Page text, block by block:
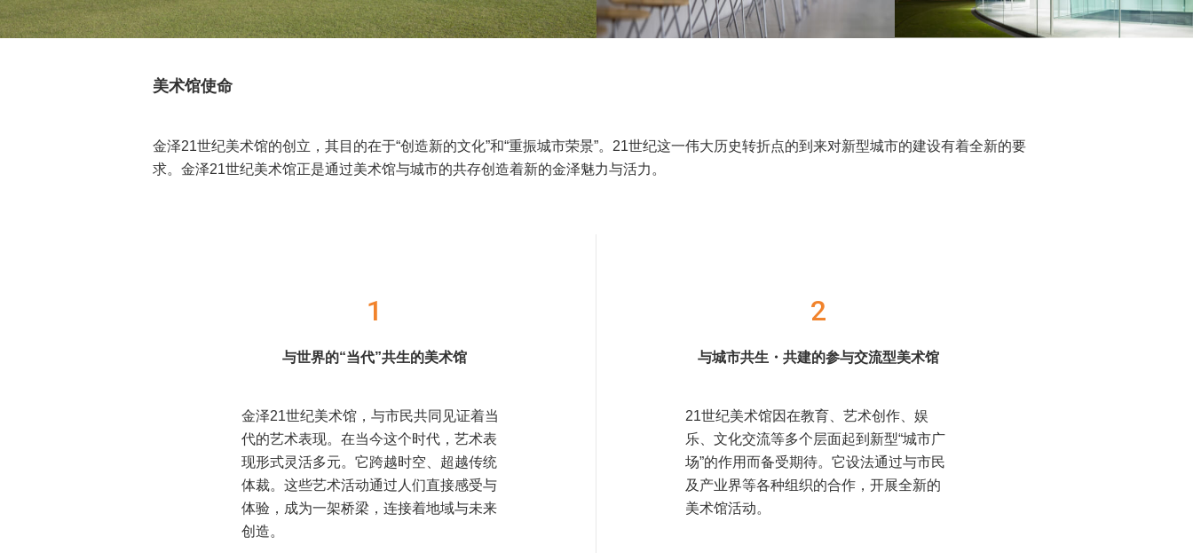
美术馆使命
金泽21世纪美术馆的创立，其目的在于“创造新的文化”和“重振城市荣景”。21世纪这一伟大历史转折点的到来对新型城市的建设有着全新的要
求。金泽21世纪美术馆正是通过美术馆与城市的共存创造着新的金泽魅力与活力。
1
与世界的“当代”共生的美术馆
金泽21世纪美术馆，与市民共同见证着当
代的艺术表现。在当今这个时代，艺术表
现形式灵活多元。它跨越时空、超越传统
体裁。这些艺术活动通过人们直接感受与
体验，成为一架桥梁，连接着地域与未来
创造。
2
与城市共生・共建的参与交流型美术馆
21世纪美术馆因在教育、艺术创作、娱
乐、文化交流等多个层面起到新型“城市广
场”的作用而备受期待。它设法通过与市民
及产业界等各种组织的合作，开展全新的
美术馆活动。